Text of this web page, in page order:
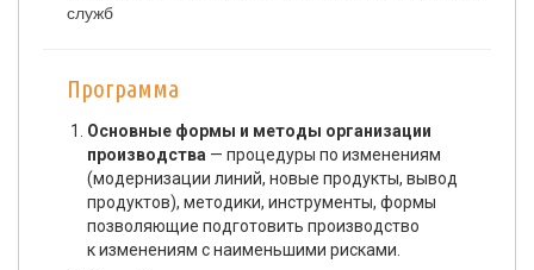
служб
Программа
Основные формы и методы организации
производства — процедуры по изменениям
(модернизации линий, новые продукты, вывод
продуктов), методики, инструменты, формы
позволяющие подготовить производство
к изменениям с наименьшими рисками.